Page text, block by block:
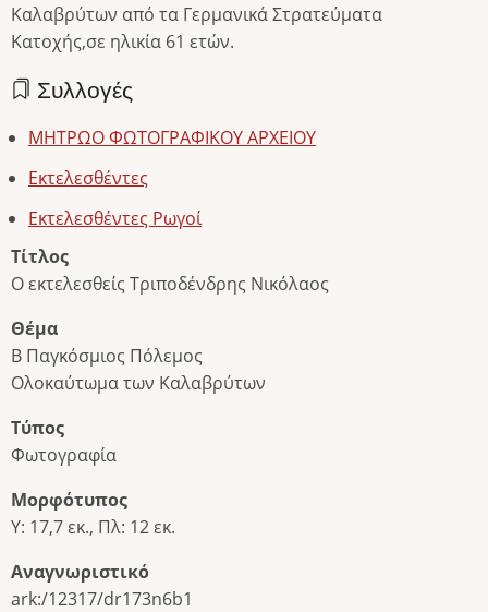
Καλαβρύτων από τα Γερμανικά Στρατεύματα
Κατοχής,σε ηλικία 61 ετών.
Συλλογές
ΜΗΤΡΩΟ ΦΩΤΟΓΡΑΦΙΚΟΥ ΑΡΧΕΙΟΥ
Εκτελεσθέντες
Εκτελεσθέντες Ρωγοί
Τίτλος
Ο εκτελεσθείς Τριποδένδρης Νικόλαος
Θέμα
Β Παγκόσμιος Πόλεμος
Ολοκαύτωμα των Καλαβρύτων
Τύπος
Φωτογραφία
Μορφότυπος
Υ: 17,7 εκ., Πλ: 12 εκ.
Αναγνωριστικό
ark:/12317/dr173n6b1